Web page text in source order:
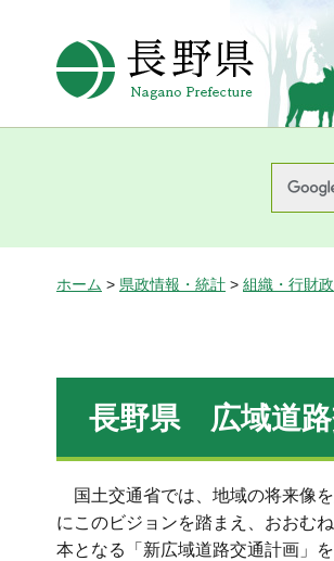
長野県
ホーム > 県政情報・統計 > 組織・行財政
長野県 広域道路
国土交通省では、地域の将来像
にこのビジョンを踏まえ、おおむ
本となる「新広域道路交通計画」